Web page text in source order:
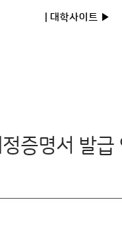
| 대학사이트 ▶
증명서 발